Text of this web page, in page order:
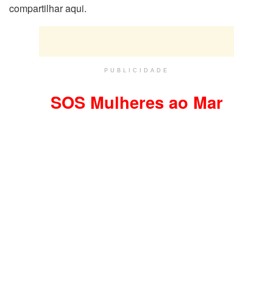
compartilhar aqui.
PUBLICIDADE
SOS Mulheres ao Mar